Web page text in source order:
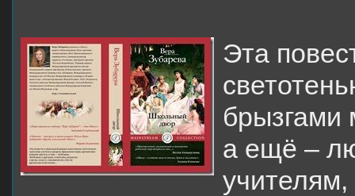
Эта
брызгами
а ещё –
учителям,